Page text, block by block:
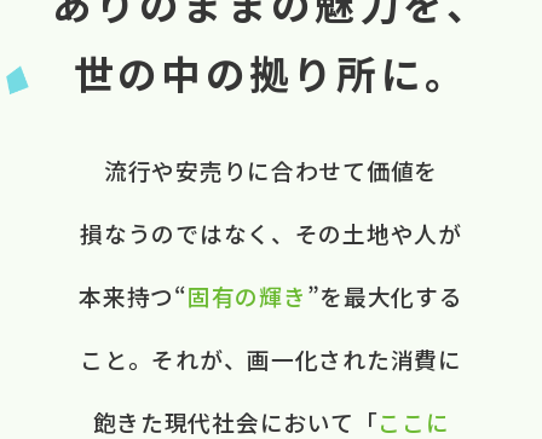
世の中の拠り所に。
流行や​安売りに​合わせて​価値を​
損なうのではなく、​ ​その​土地や​人が​
本来​持つ“固有の​輝き”を​最大化する​
こと。​ それが、​画一化された​消費に​
飽きた​現代社会に​おいて​ ​「ここに​